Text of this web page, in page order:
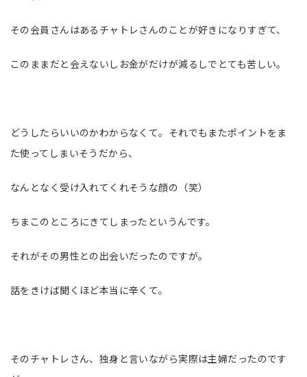
その会員さんはあるチャトレさんのことが好きになりすぎて、
このままだと会えないしお金がだけが減るしでとても苦しい。
どうしたらいいのかわからなくて。それでもまたポイントをま
た使ってしまいそうだから、
なんとなく受け入れてくれそうな顔の（笑）
ちまこのところにきてしまったというんです。
それがその男性との出会いだったのですが。
話をきけば聞くほど本当に辛くて。
そのチャトレさん、独身と言いながら実際は主婦だったのです